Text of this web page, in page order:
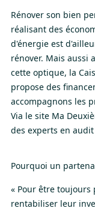
Rénover son bien
réalisant des
d'énergie est
rénover. Mais aussi
cette optique, la
propose des
accompagnons les
Via le site Ma
des experts en
Pourquoi un
« Pour être toujours
rentabiliser leur